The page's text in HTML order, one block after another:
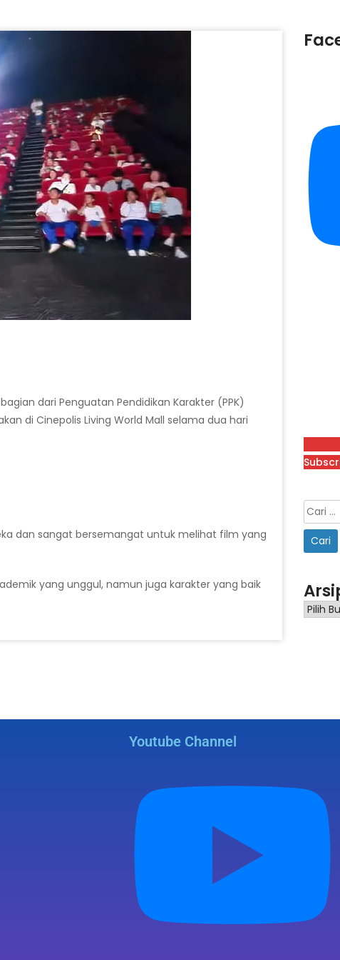
dari Penguatan Pendidikan Karakter (PPK)
di Cinepolis Living World Mall selama dua hari
dan sangat bersemangat untuk melihat film yang
yang unggul, namun juga karakter yang baik
Youtube Channel